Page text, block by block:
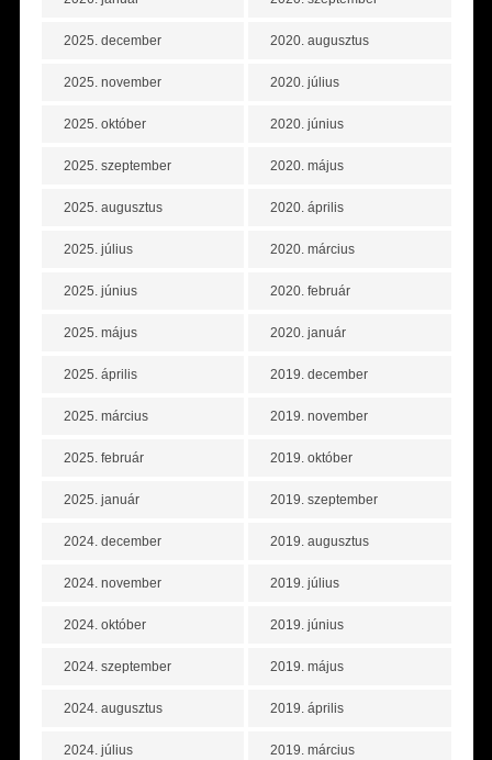
2025. december
2025. november
2025. október
2025. szeptember
2025. augusztus
2025. július
2025. június
2025. május
2025. április
2025. március
2025. február
2025. január
2024. december
2024. november
2024. október
2024. szeptember
2024. augusztus
2024. július
2020. augusztus
2020. július
2020. június
2020. május
2020. április
2020. március
2020. február
2020. január
2019. december
2019. november
2019. október
2019. szeptember
2019. augusztus
2019. július
2019. június
2019. május
2019. április
2019. március